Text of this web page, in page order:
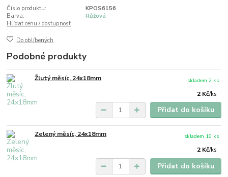
Číslo produktu:
KPOS6156
Barva:
Růžová
Hlídat cenu / dostupnost
Do oblíbených
Podobné produkty
Žlutý měsíc, 24x18mm
2 Kč/ks
skladem 2 ks
Přidat do košíku
Zelený měsíc, 24x18mm
2 Kč/ks
skladem 19 ks
Přidat do košíku